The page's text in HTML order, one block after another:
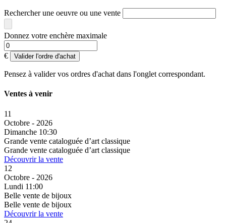
Rechercher une oeuvre ou une vente
Donnez votre enchère maximale
€ Valider l'ordre d'achat
Pensez à valider vos ordres d'achat dans l'onglet correspondant.
Ventes à venir
11
Octobre - 2026
Dimanche 10:30
Grande vente cataloguée d’art classique
Grande vente cataloguée d’art classique
Découvrir la vente
12
Octobre - 2026
Lundi 11:00
Belle vente de bijoux
Belle vente de bijoux
Découvrir la vente